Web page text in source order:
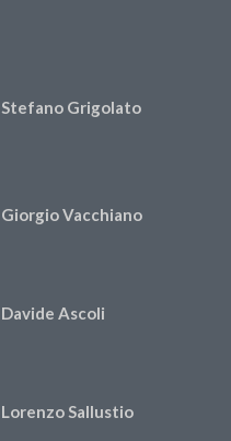
Stefano Grigolato
Giorgio Vacchiano
Davide Ascoli
Lorenzo Sallustio